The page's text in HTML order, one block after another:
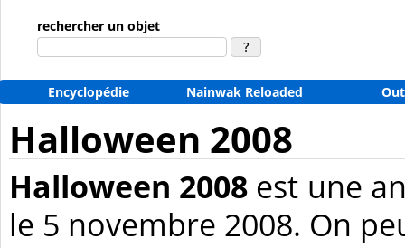
rechercher un objet
Encyclopédie Nainwak Reloaded
Halloween 2008
Halloween 2008 est une
le 5 novembre 2008. On